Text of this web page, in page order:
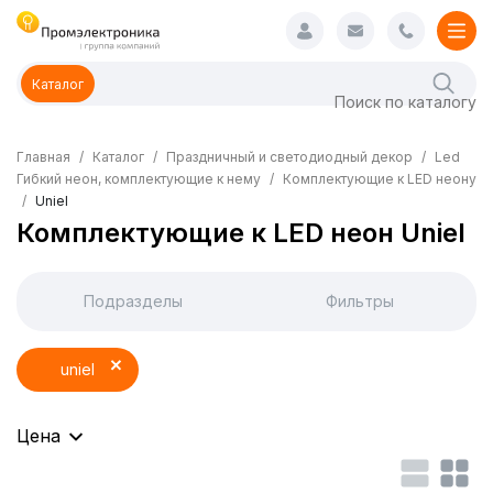
Каталог
Главная Каталог Праздничный и светодиодный декор
Led
Гибкий неон, комплектующие к нему
Комплектующие к LED неону
Uniel
Комплектующие к LED неон Uniel
Подразделы Фильтры
uniel
Цена